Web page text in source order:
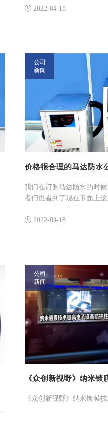
景。那么到底如何选择质
 2022-04-18
公司
新闻
价格很合理的马达防水
我们在订购马达防水的时
者们也看到了现在市面上
是你也不用着急，今天我
 2022-03-18
公司
新闻
《众创新视野》纳米镀膜